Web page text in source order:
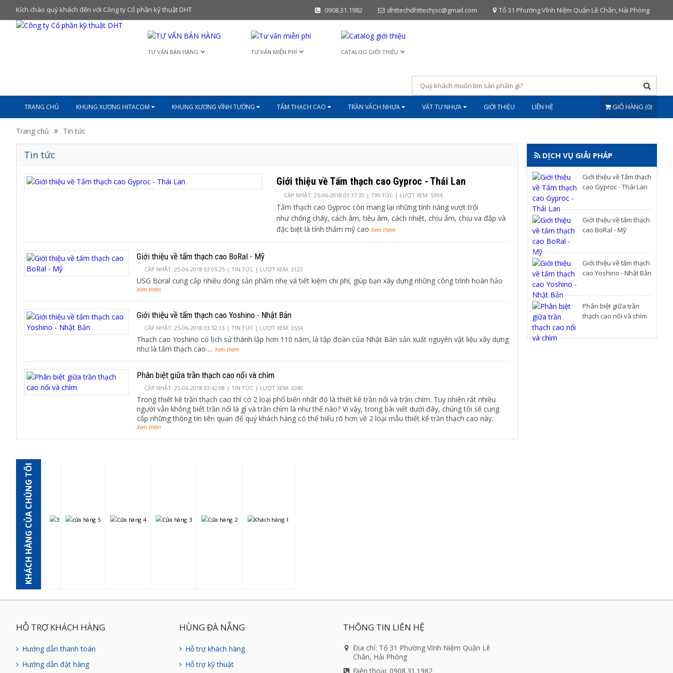
Kích chào quý khách đến với Công ty Cổ phần kỹ thuật DHT 0908.31.1982 dhttechdhttechjsc@gmail.com Tổ 31 Phường Vĩnh Niệm Quận Lê Chân, Hải Phòng
TƯ VẤN BÁN HÀNG TƯ VẤN MIỄN PHÍ CATALOG GIỚI THIỆU
TRANG CHỦ KHUNG XƯƠNG HITACOM KHUNG XƯƠNG VĨNH TƯỜNG TẤM THẠCH CAO TRẦN VÁCH NHỰA VẬT TƯ NHỰA GIỚI THIỆU LIÊN HỆ GIỎ HÀNG (0)
Trang chủ Tin tức
Tin tức
Giới thiệu về Tấm thạch cao Gyproc - Thái Lan
CẬP NHẬT: 25-06-2018 03:37:30 |TIN TỨC | LƯỢT XEM: 5304
Tấm thạch cao Gyproc còn mang lại những tính năng vượt trội
như chống cháy, cách âm, tiêu âm, cách nhiệt, chịu ẩm, chịu va đập và
đặc biệt là tính thẩm mỹ caoXem thêm
Giới thiệu về tấm thạch cao BoRal - Mỹ
CẬP NHẬT: 25-06-2018 03:05:25 | TIN TỨC | LƯỢT XEM: 3123
USG Boral cung cấp nhiều dòng sản phẩm nhẹ và tiết kiệm chi phí, giúp bạn xây dựng những công trình hoàn hảo
Xem thêm
Giới thiệu về tấm thạch cao Yoshino - Nhật Bản
CẬP NHẬT: 25-06-2018 03:32:13 | TIN TỨC | LƯỢT XEM: 3534
Thạch cao Yoshino có lịch sử thành lập hơn 110 năm, là tập đoàn của Nhật Bản sản xuất nguyên vật liệu xây dựng
như là tấm thạch cao….Xem thêm
Phân biệt giữa trần thạch cao nổi và chìm
CẬP NHẬT: 25-06-2018 03:42:08 | TIN TỨC | LƯỢT XEM: 3240
Trong thiết kế trần thạch cao thì có 2 loại phổ biến nhất đó là thiết kế trần nổi và trần chìm. Tuy nhiên rất nhiều
người vẫn không biết trần nổi là gì và trần chìm là như thế nào? Vì vậy, trong bài viết dưới đây, chúng tôi sẽ cung
cấp những thông tin liên quan để quý khách hàng có thể hiểu rõ hơn về 2 loại mẫu thiết kế trần thạch cao này.
Xem thêm
DỊCH VỤ GIẢI PHÁP
Giới thiệu về Tấm thạch
cao Gyproc - Thái Lan
Giới thiệu về tấm thạch
cao BoRal - Mỹ
Giới thiệu về tấm thạch
cao Yoshino - Nhật Bản
Phân biệt giữa trần
thạch cao nổi và chìm
KHÁCH HÀNG CỦA CHÚNG TÔI
HỖ TRỢ KHÁCH HÀNG
Hướng dẫn thanh toán
Hướng dẫn đặt hàng
HÙNG ĐÀ NẴNG
Hỗ trợ khách hàng
Hỗ trợ kỹ thuật
THÔNG TIN LIÊN HỆ
Địa chỉ: Tổ 31 Phường Vĩnh Niệm Quận Lê
Chân, Hải Phòng
Điện thoại: 0908.31.1982